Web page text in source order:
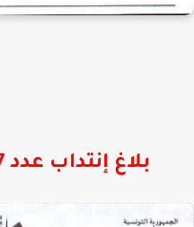
بلاغ إنتداب عدد 27 مكونين جهويين